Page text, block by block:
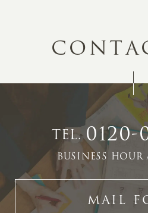
CONTA
TEL.0120-
BUSINESS HOUR
MAIL